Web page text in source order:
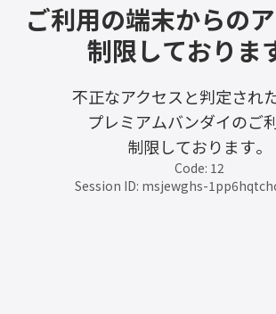
ご利用の端末からの
制限しておりま
不正なアクセスと判定された
プレミアムバンダイのご
制限しております。
Code: 12
Session ID: msjewghs-